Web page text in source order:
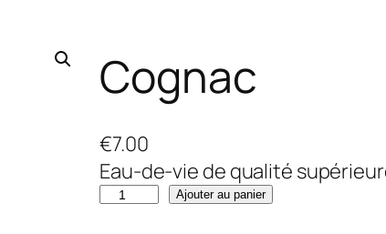
Cognac
€7.00
Eau-de-vie de qualité
q
Ajouter au panier